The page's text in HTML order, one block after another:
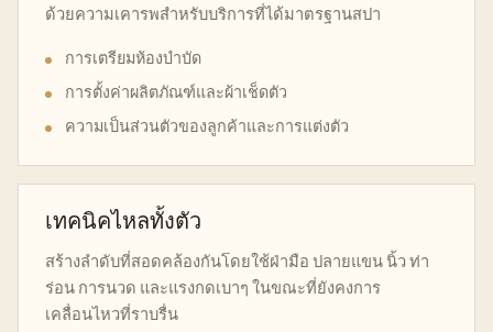
ด้วยความเคารพสำหรับบริการที่ได้มาตรฐานสปา
การเตรียมห้องบำบัด
การตั้งค่าผลิตภัณฑ์และผ้าเช็ดตัว
ความเป็นส่วนตัวของลูกค้าและการแต่งตัว
เทคนิคไหลทั้งตัว
สร้างลำดับที่สอดคล้องกันโดยใช้ฝ่ามือ ปลายแขน นิ้ว ท่า
ร่อน การนวด และแรงกดเบาๆ ในขณะที่ยังคงการ
เคลื่อนไหวที่ราบรื่น